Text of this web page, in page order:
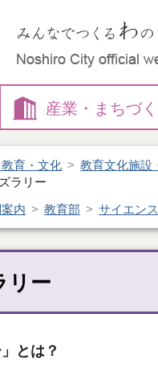
産業・ まちづ
育・文化 教育文化施設
ラリー
内 教育部 サイエン
リー
とは？